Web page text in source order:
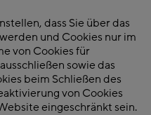
dass Sie über das
und Cookies nur im
von Cookies für
sowie das
beim Schließen des
von Cookies
eingeschränkt sein.